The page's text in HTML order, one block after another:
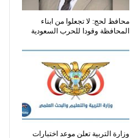
محافظ لحج: لا تجعلوا من ابناء
المحافظة وقودا للحرب السعودية
وزارة التربية تعلن موعد اختبارات